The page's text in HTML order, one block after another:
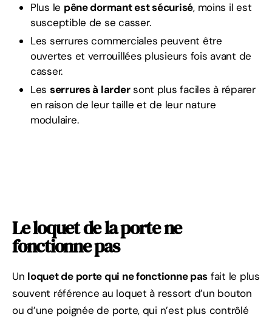
Plus le pêne dormant est sécurisé, moins il est
susceptible de se casser.
Les serrures commerciales peuvent être
ouvertes et verrouillées plusieurs fois avant de
casser.
Les serrures à lardersont plus faciles à réparer
en raison de leur taille et de leur nature
modulaire.
Le loquet de la porte ne
fonctionne pas
Un loquet de porte qui ne fonctionne pas fait le plus
souvent référence au loquet à ressort d’un bouton
ou d’une poignée de porte, qui n’est plus contrôlé